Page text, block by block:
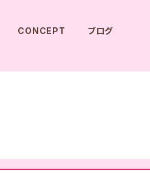
CONCEPT ブログ